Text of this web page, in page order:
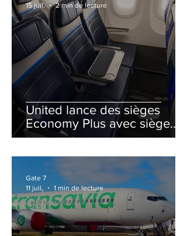
United lance des sièges
Economy Plus avec siège
central neutralisé
15 juil.
2 min de lecture
Gate 7
11 juil.
1 min de lecture